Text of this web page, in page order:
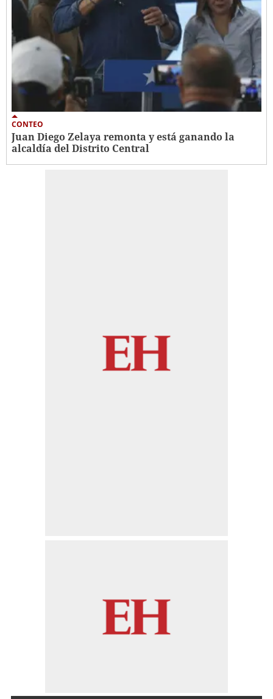
CONTEO
Juan Diego Zelaya remonta y está ganando la
alcaldía del Distrito Central